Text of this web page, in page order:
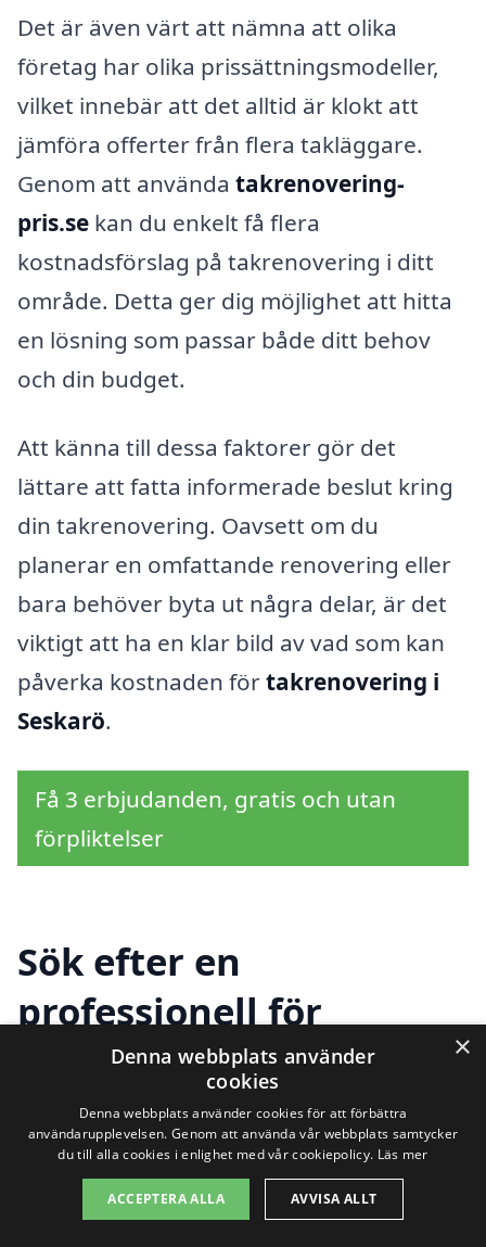
Det är även värt att nämna att olika
företag har olika prissättningsmodeller,
vilket innebär att det alltid är klokt att
jämföra offerter från flera takläggare.
Genom att använda takrenovering-
pris.se kan du enkelt få flera
kostnadsförslag på takrenovering i ditt
område. Detta ger dig möjlighet att hitta
en lösning som passar både ditt behov
och din budget.
Att känna till dessa faktorer gör det
lättare att fatta informerade beslut kring
din takrenovering. Oavsett om du
planerar en omfattande renovering eller
bara behöver byta ut några delar, är det
viktigt att ha en klar bild av vad som kan
påverka kostnaden förtakrenovering i
Seskarö.
Få 3 erbjudanden, gratis och utan
förpliktelser
Sök efter en
professionell för
takrenovering i andra
städer nära Seskarö
Om du behöver hjälp med takrenovering i
×
Denna webbplats använder
cookies
Denna webbplats använder cookies för att förbättra
användarupplevelsen. Genom att använda vår webbplats samtycker
du till alla cookies i enlighet med vår cookiepolicy. Läs mer
ACCEPTERA ALLA AVVISA ALLT